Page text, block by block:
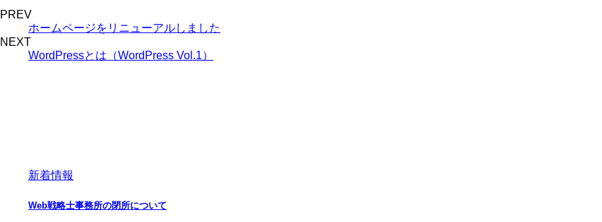
PREV
ホームページをリニューアルしました
NEXT
WordPressとは（WordPress Vol.1）
新着情報
Web戦略士事務所の閉所について